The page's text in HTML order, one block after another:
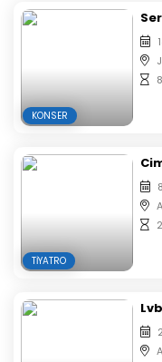
1. Kategori – 250.00 TL
KONSER
TIYATRO